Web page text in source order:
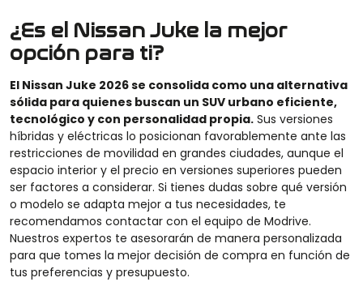
¿Es el Nissan Juke la mejor
opción para ti?
El Nissan Juke 2026 se consolida como una alternativa
sólida para quienes buscan un SUV urbano eficiente,
tecnológico y con personalidad propia. Sus versiones
híbridas y eléctricas lo posicionan favorablemente ante las
restricciones de movilidad en grandes ciudades, aunque el
espacio interior y el precio en versiones superiores pueden
ser factores a considerar. Si tienes dudas sobre qué versión
o modelo se adapta mejor a tus necesidades, te
recomendamos contactar con el equipo de Modrive.
Nuestros expertos te asesorarán de manera personalizada
para que tomes la mejor decisión de compra en función de
tus preferencias y presupuesto.